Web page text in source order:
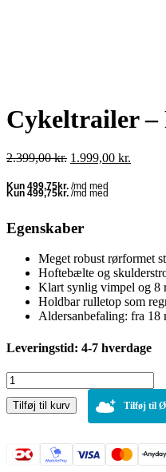
Cykeltrailer –
2.399,00kr. Den
pris
var:
1.999,00 kr.
Egenskaber
Meget robust rørformet
Hoftebælte og
Klart synlig vimpel og 8
Holdbar rulletop som
Aldersanbefaling: fra 18
Leveringstid: 4-7 hverdage
Cykeltrailer
–
Rød
Jogger
antal
Tilføj til kurv Tilføj til